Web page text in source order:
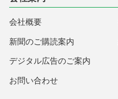
会社概要
新聞のご購読案内
デジタル広告のご案内
お問い合わせ